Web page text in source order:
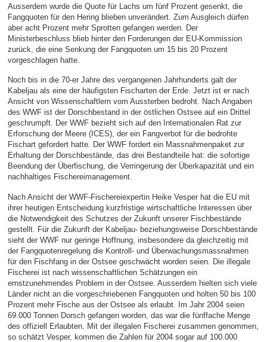
Ausserdem wurde die Quote für Lachs um fünf Prozent gesenkt, die
Fangquoten für den Hering blieben unverändert. Zum Ausgleich dürfen
aber acht Prozent mehr Sprotten gefangen werden. Der
Ministerbeschluss blieb hinter den Forderungen der EU-Kommission
zurück, die eine Senkung der Fangquoten um 15 bis 20 Prozent
vorgeschlagen hatte.
Noch bis in die 70-er Jahre des vergangenen Jahrhunderts galt der
Kabeljau als eine der häufigsten Fischarten der Erde. Jetzt ist er nach
Ansicht von Wissenschaftlern vom Aussterben bedroht. Nach Angaben
des WWF ist der Dorschbestand in der östlichen Ostsee auf ein Drittel
geschrumpft. Der WWF bezieht sich auf den Internationalen Rat zur
Erforschung der Meere (ICES), der ein Fangverbot für die bedrohte
Fischart gefordert hatte. Der WWF fordert ein Massnahmenpaket zur
Erhaltung der Dorschbestände, das drei Bestandteile hat: die sofortige
Beendung der Überfischung, die Verringerung der Überkapazität und ein
nachhaltiges Fischereimanagement.
Nach Ansicht der WWF-Fischereiexpertin Heike Vesper hat die EU mit
ihrer heutigen Entscheidung kurzfristige wirtschaftliche Interessen über
die Notwendigkeit des Schutzes der Zukunft unserer Fischbestände
gestellt. Für die Zukunft der Kabeljau- beziehungsweise Dorschbestände
sieht der WWF nur geringe Hoffnung, insbesondere da gleichzeitig mit
der Fangquotenregelung die Kontroll- und Überwachungsmassnahmen
für den Fischfang in der Ostsee geschwächt worden seien. Die illegale
Fischerei ist nach wissenschaftlichen Schätzungen ein
ernstzunehmendes Problem in der Ostsee. Ausserdem hielten sich viele
Länder nicht an die vorgeschriebenen Fangquoten und holten 50 bis 100
Prozent mehr Fische aus der Ostsee als erlaubt. Im Jahr 2004 seien
69.000 Tonnen Dorsch gefangen worden, das war die fünffache Menge
des offiziell Erlaubten. Mit der illegalen Fischerei zusammen genommen,
so schätzt Vesper, kommen die Zahlen für 2004 sogar auf 100.000